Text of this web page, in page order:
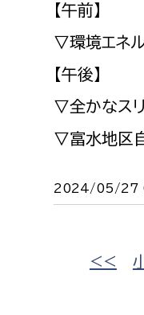
外国人
ペット
障がい福祉課
保険課
健康づくり課
建設部
建設政策課
道水路整備課
【午前】
▽環境エネ
【午後】
▽全かなスリ
▽富水地区
2024/05/27
<<